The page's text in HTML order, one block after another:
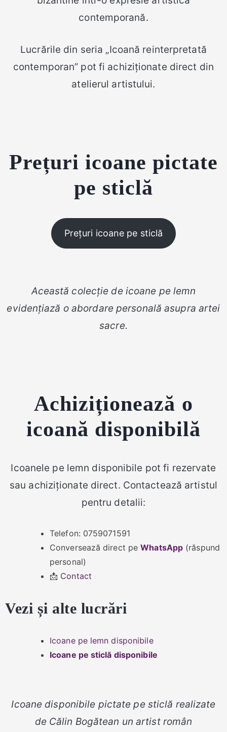
contemporană.
Lucrările din seria „Icoană reinterpretată
contemporan” pot fi achiziționate direct din
atelierul artistului.
Prețuri icoane pictate
pe sticlă
Prețuri icoane pe sticlă
Această colecție de icoane pe lemn
evidențiază o abordare personală asupra artei
sacre.
Achiziționează o
icoană disponibilă
Icoanele pe lemn disponibile pot fi rezervate
sau achiziționate direct. Contactează artistul
pentru detalii:
Telefon: 0759071591
Conversează direct peWhatsApp (răspund
personal)
📩 Contact
Vezi și alte lucrări
Icoane pe lemn disponibile
Icoane pe sticlă disponibile
Icoane disponibile pictate pe sticlă realizate
de Călin Bogătean un artist român